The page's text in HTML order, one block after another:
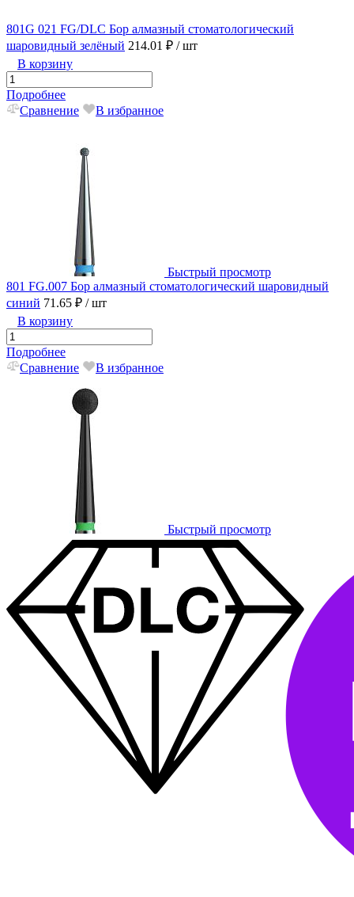
801G 021 FG/DLC Бор алмазный стоматологический
шаровидный зелёный 214.01 ₽ / шт
В корзину
Подробнее
Сравнение
В избранное
Быстрый просмотр
801 FG.007 Бор алмазный стоматологический шаровидный
синий 71.65 ₽ / шт
В корзину
Подробнее
Сравнение
В избранное
Быстрый просмотр